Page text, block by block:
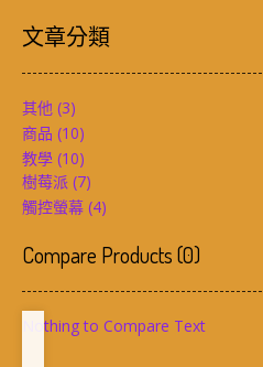
文章分類
其他 (3)
商品 (10)
教學 (10)
樹莓派 (7)
觸控螢幕 (4)
Compare Products(0)
Nothing to Compare Text